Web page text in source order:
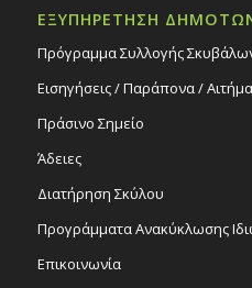
ΕΞΥΠΗΡΕΤΗΣΗ
Πρόγραμμα Συλλογής
Εισηγήσεις / Παράπονα /
Πράσινο Σημείο
Άδειες
Διατήρηση Σκύλου
Προγράμματα Ανακύκλωσης
Επικοινωνία